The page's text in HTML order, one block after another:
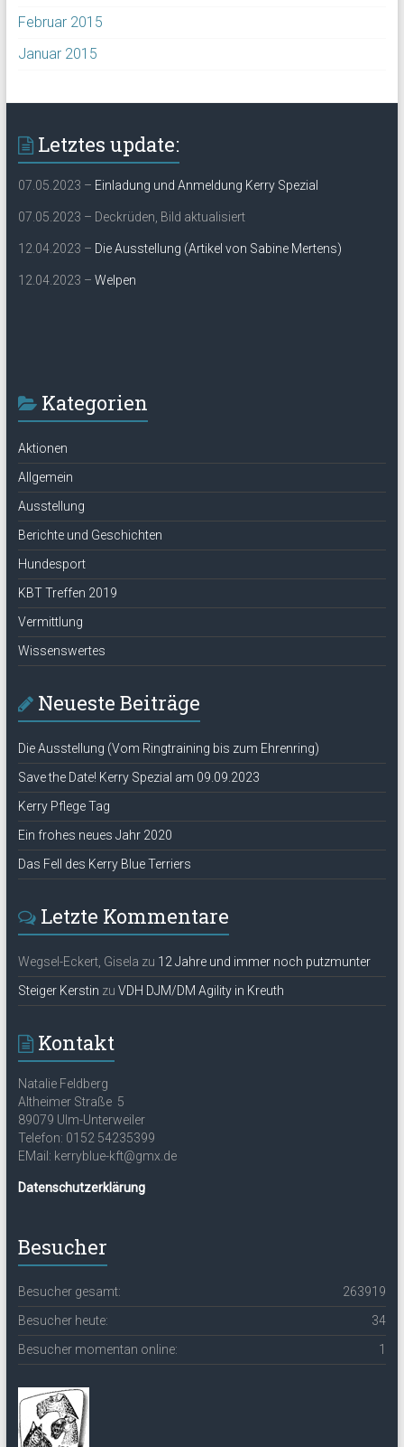
Februar 2015
Januar 2015
Letztes update:
07.05.2023 – Einladung und Anmeldung Kerry Spezial
07.05.2023 – Deckrüden, Bild aktualisiert
12.04.2023 – Die Ausstellung (Artikel von Sabine Mertens)
12.04.2023 – Welpen
Kategorien
Aktionen
Allgemein
Ausstellung
Berichte und Geschichten
Hundesport
KBT Treffen 2019
Vermittlung
Wissenswertes
Neueste Beiträge
Die Ausstellung (Vom Ringtraining bis zum Ehrenring)
Save the Date! Kerry Spezial am 09.09.2023
Kerry Pflege Tag
Ein frohes neues Jahr 2020
Das Fell des Kerry Blue Terriers
Letzte Kommentare
Wegsel-Eckert, Gisela zu 12 Jahre und immer noch putzmunter
Steiger Kerstin zu VDH DJM/DM Agility in Kreuth
Kontakt
Natalie Feldberg
Altheimer Straße 5
89079 Ulm-Unterweiler
Telefon: 0152 54235399
EMail: kerryblue-kft@gmx.de
Datenschutzerklärung
Besucher
263919
Besucher gesamt:
34
Besucher heute:
1
Besucher momentan online: